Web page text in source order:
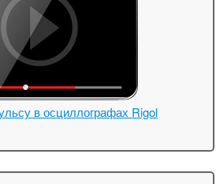
в осциллографах Rigol